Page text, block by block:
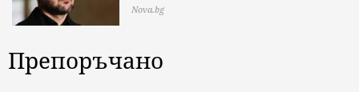
Nova.bg
Препоръчано